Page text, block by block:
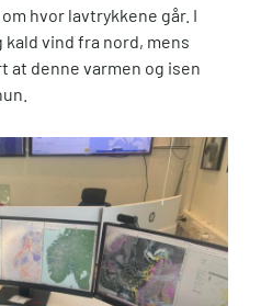
hvor lavtrykkene går. I
vind fra nord, mens
at denne varmen og isen